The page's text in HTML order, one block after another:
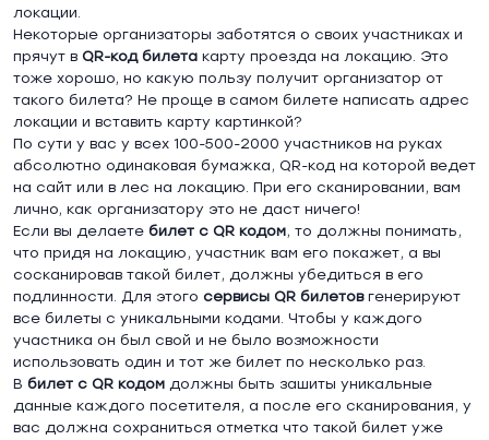
локации.
Некоторые организаторы заботятся о своих участниках и
прячут в QR-код билета карту проезда на локацию. Это
тоже хорошо, но какую пользу получит организатор от
такого билета? Не проще в самом билете написать адрес
локации и вставить карту картинкой?
По сути у вас у всех 100-500-2000 участников на руках
абсолютно одинаковая бумажка, QR-код на которой ведет
на сайт или в лес на локацию. При его сканировании, вам
лично, как организатору это не даст ничего!
Если вы делаете билет с QR кодом, то должны понимать,
что придя на локацию, участник вам его покажет, а вы
сосканировав такой билет, должны убедиться в его
подлинности. Для этого сервисы QR билетовгенерируют
все билеты с уникальными кодами. Чтобы у каждого
участника он был свой и не было возможности
использовать один и тот же билет по несколько раз.
В билет с QR кодом должны быть зашиты уникальные
данные каждого посетителя, а после его сканирования, у
вас должна сохраниться отметка что такой билет уже